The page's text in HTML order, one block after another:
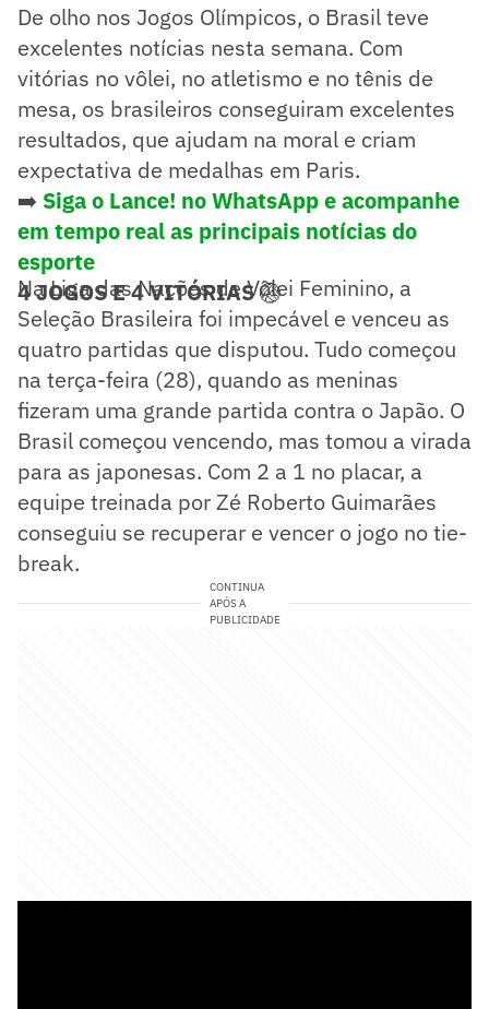
De olho nos Jogos Olímpicos, o Brasil teve
excelentes notícias nesta semana. Com
vitórias no vôlei, no atletismo e no tênis de
mesa, os brasileiros conseguiram excelentes
resultados, que ajudam na moral e criam
expectativa de medalhas em Paris.
➡️ Siga o Lance! no WhatsApp e acompanhe
em tempo real as principais notícias do
esporte
4 JOGOS E 4 VITÓRIAS🏐
Na Liga das Nações de Vôlei Feminino, a
Seleção Brasileira foi impecável e venceu as
quatro partidas que disputou. Tudo começou
na terça-feira (28), quando as meninas
fizeram uma grande partida contra o Japão. O
Brasil começou vencendo, mas tomou a virada
para as japonesas. Com 2 a 1 no placar, a
equipe treinada por Zé Roberto Guimarães
conseguiu se recuperar e vencer o jogo no tie-
break.
CONTINUA
APÓS A
PUBLICIDADE